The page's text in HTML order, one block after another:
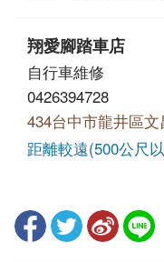
翔愛腳踏車店
自行車維修
0426394728
434台中市龍井區文
距離較遠(500公尺